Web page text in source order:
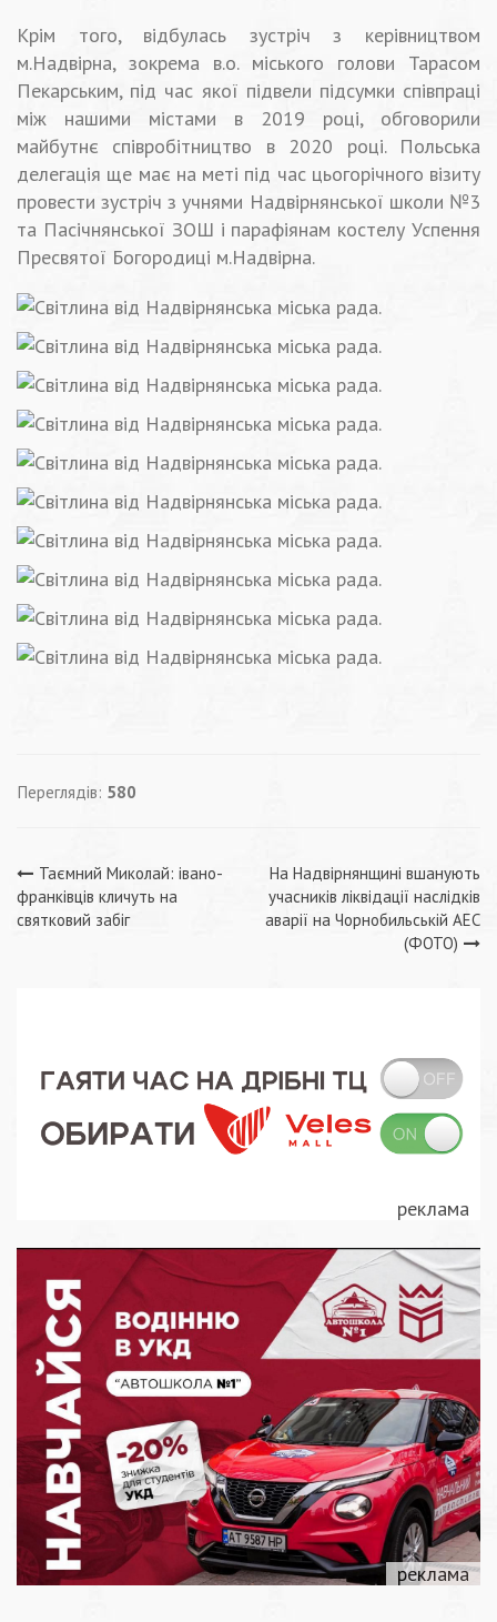
Крім того, відбулась зустріч з керівництвом
м.Надвірна, зокрема в.о. міського голови Тарасом
Пекарським, під час якої підвели підсумки співпраці
між нашими містами в 2019 році, обговорили
майбутнє співробітництво в 2020 році. Польська
делегація ще має на меті під час цьогорічного візиту
провести зустріч з учнями Надвірнянської школи №3
та Пасічнянської ЗОШ і парафіянам костелу Успення
Пресвятої Богородиці м.Надвірна.
Переглядів: 580
Навігація
записів
Таємний Миколай: івано-
франківців кличуть на
святковий забіг
На Надвірнянщині вшанують
учасників ліквідації наслідків
аварії на Чорнобильській АЕС
(ФОТО)